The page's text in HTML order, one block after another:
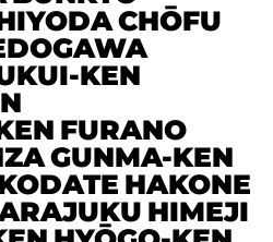
CHŌFU
KEN
FURANO
GUNMA-KEN
HAKONE
HIMEJI